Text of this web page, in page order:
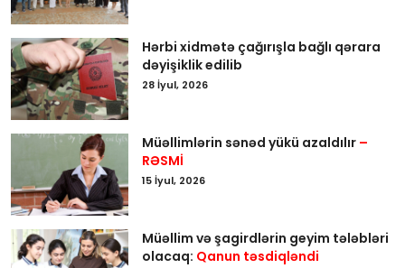
Hərbi xidmətə çağırışla bağlı qərara
dəyişiklik edilib
28 İyul, 2026
Müəllimlərin sənəd yükü azaldılır –
RƏSMİ
15 İyul, 2026
Müəllim və şagirdlərin geyim tələbləri
olacaq: Qanun təsdiqləndi